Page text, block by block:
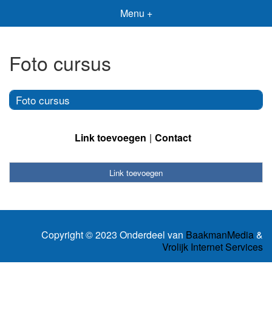
Menu +
Foto cursus
Foto cursus
Link toevoegen Contact
Link toevoegen
Copyright © 2023 Onderdeel van BaakmanMedia&
Vrolijk Internet Services